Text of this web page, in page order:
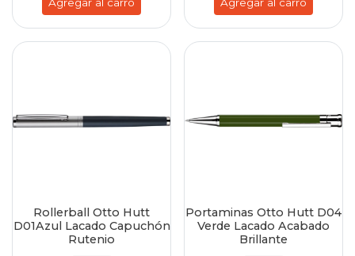
Rollerball Otto Hutt
D01Azul Lacado Capuchón
Rutenio
Portaminas Otto Hutt D04
Verde Lacado Acabado
Brillante